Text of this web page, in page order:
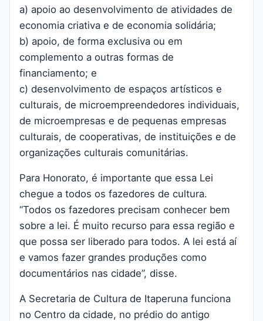
a) apoio ao desenvolvimento de atividades de
economia criativa e de economia solidária;
b) apoio, de forma exclusiva ou em
complemento a outras formas de
financiamento; e
c) desenvolvimento de espaços artísticos e
culturais, de microempreendedores individuais,
de microempresas e de pequenas empresas
culturais, de cooperativas, de instituições e de
organizações culturais comunitárias.
Para Honorato, é importante que essa Lei
chegue a todos os fazedores de cultura.
“Todos os fazedores precisam conhecer bem
sobre a lei. É muito recurso para essa região e
que possa ser liberado para todos. A lei está aí
e vamos fazer grandes produções como
documentários nas cidade”, disse.
A Secretaria de Cultura de Itaperuna funciona
no Centro da cidade, no prédio do antigo